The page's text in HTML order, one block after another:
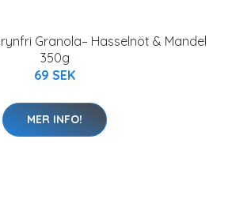
Granola– Hasselnöt & Mandel
350g
69 SEK
MER INFO!